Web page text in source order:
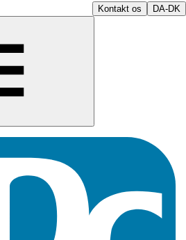
Kontakt os DA-DK